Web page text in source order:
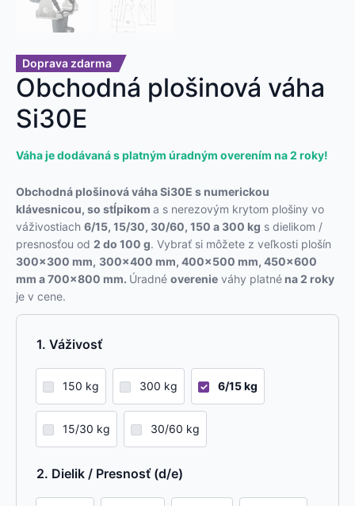
Doprava zdarma
Obchodná plošinová váha
Si30E
Váha je dodávaná s platným úradným overením na 2 roky!
Obchodná plošinová váha Si30E s numerickou
klávesnicou, so stĺpikom a s nerezovým krytom plošiny vo
váživostiach 6/15, 15/30, 30/60, 150 a 300 kg s dielikom /
presnosťou od 2 do 100 g. Vybrať si môžete z veľkosti plošín
300×300 mm, 300×400 mm, 400×500 mm, 450×600
mm a 700×800 mm. Úradné overenie váhy platné na 2 roky
je v cene.
Váživosť
150 kg 300 kg 6/15 kg
15/30 kg 30/60 kg
Dielik / Presnosť (d/e)